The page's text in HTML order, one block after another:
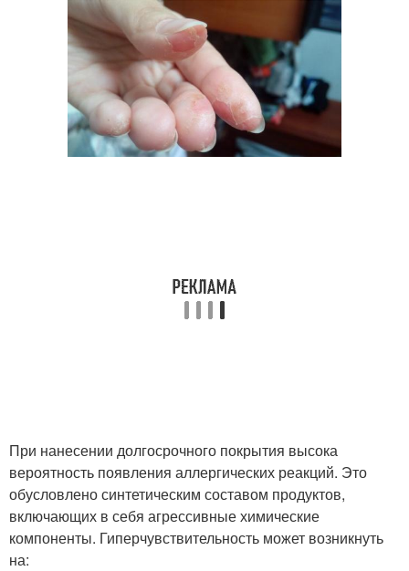
При нанесении долгосрочного покрытия высока
вероятность появления аллергических реакций. Это
обусловлено синтетическим составом продуктов,
включающих в себя агрессивные химические
компоненты. Гиперчувствительность может возникнуть
на: